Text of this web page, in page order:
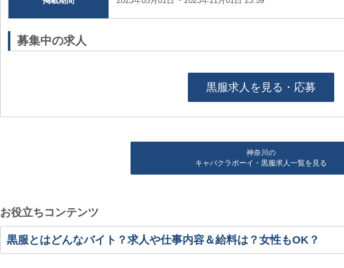
募集中の求人
黒服求人を見る・応募
神奈川の
キャバクラボーイ・黒服求人一覧を見る
お役立ちコンテンツ
黒服とはどんなバイト？求人や仕事内容＆給料は？女性もOK？